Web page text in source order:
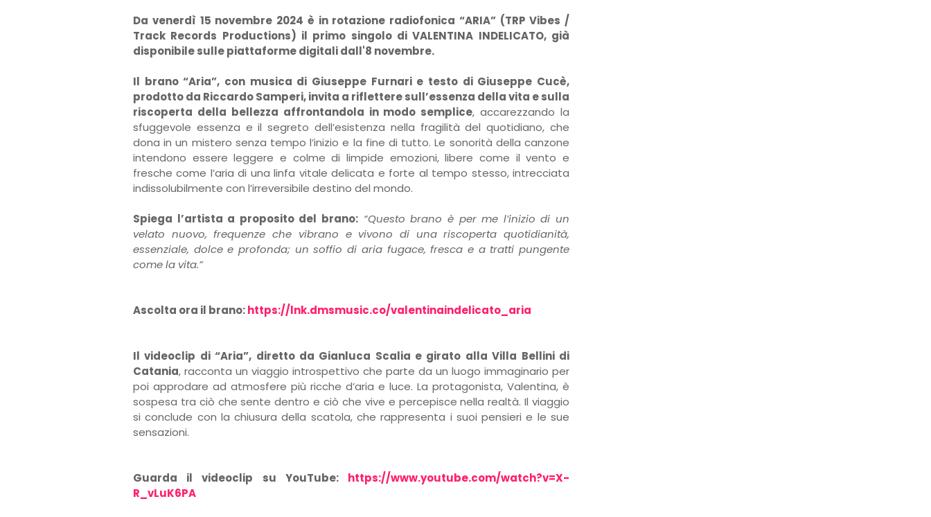
Da venerdì 15 novembre 2024 è in rotazione radiofonica “ARIA” (TRP Vibes /
Track Records Productions) il primo singolo di VALENTINA INDELICATO, già
disponibile sulle piattaforme digitali dall'8 novembre.
Il brano “Aria”, con musica di Giuseppe Furnari e testo di Giuseppe Cucè,
prodotto da Riccardo Samperi, invita a riflettere sull’essenza della vita e sulla
riscoperta della bellezza affrontandola in modo semplice, accarezzando la
sfuggevole essenza e il segreto dell’esistenza nella fragilità del quotidiano, che
dona in un mistero senza tempo l’inizio e la fine di tutto. Le sonorità della canzone
intendono essere leggere e colme di limpide emozioni, libere come il vento e
fresche come l’aria di una linfa vitale delicata e forte al tempo stesso, intrecciata
indissolubilmente con l’irreversibile destino del mondo.
Spiega l’artista a proposito del brano: “Questo brano è per me l’inizio di un
velato nuovo, frequenze che vibrano e vivono di una riscoperta quotidianità,
essenziale, dolce e profonda; un soffio di aria fugace, fresca e a tratti pungente
come la vita.”
Ascolta ora il brano:https://lnk.dmsmusic.co/valentinaindelicato_aria
Il videoclip di “Aria”, diretto da Gianluca Scalia e girato alla Villa Bellini di
Catania, racconta un viaggio introspettivo che parte da un luogo immaginario per
poi approdare ad atmosfere più ricche d’aria e luce. La protagonista, Valentina, è
sospesa tra ciò che sente dentro e ciò che vive e percepisce nella realtà. Il viaggio
si conclude con la chiusura della scatola, che rappresenta i suoi pensieri e le sue
sensazioni.
Guarda il videoclip su YouTube: https://www.youtube.com/watch?v=X-
R_vLuK6PA